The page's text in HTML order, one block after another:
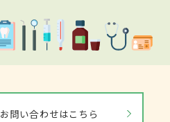
、突発的に高熱、頭
が生じる。発症から5～
点）などの出血症状
る。その後、吐き気、
問い合わせはこちら